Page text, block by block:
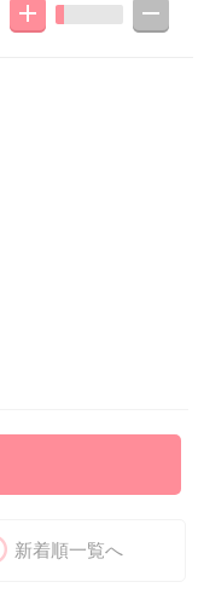
新着順一覧へ